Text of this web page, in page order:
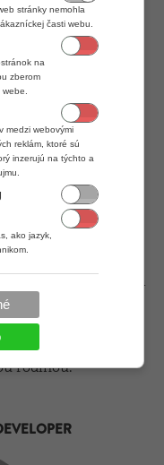
PODPORA
kedy
zúročuje pri tvorbe
na ktoré užívatelia
Lukáš do
môžu
Voľný čas
rodinou.
stránky nemohla
časti webu.
na
zberom
medzi webovými
reklám, ktoré sú
inzerujú na týchto a
ako jazyk,